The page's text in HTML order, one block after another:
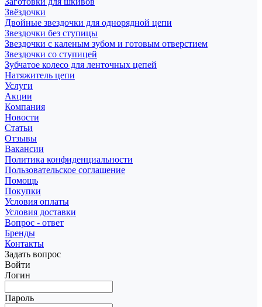
Звёздочки
Двойные звездочки для однорядной цепи
Звездочки без ступицы
Звездочки с каленым зубом и готовым отверстием
Звездочки со ступицей
Зубчатое колесо для ленточных цепей
Натяжитель цепи
Услуги
Акции
Компания
Новости
Статьи
Отзывы
Вакансии
Политика конфиденциальности
Пользовательское соглашение
Помощь
Покупки
Условия оплаты
Условия доставки
Вопрос - ответ
Бренды
Контакты
Задать вопрос
Войти
Логин
Пароль